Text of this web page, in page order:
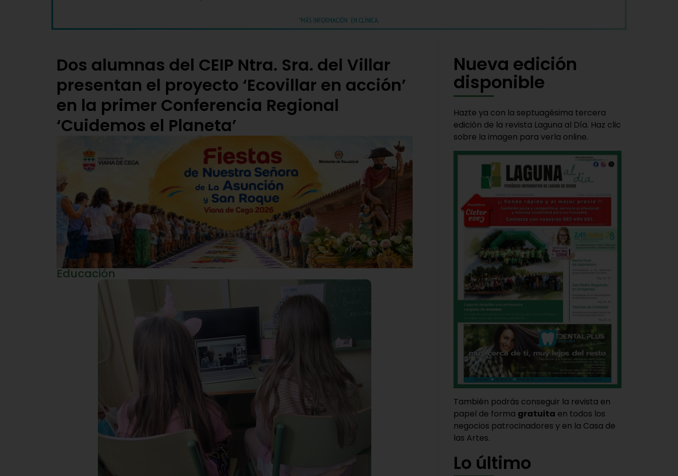
Dos alumnas del CEIP Ntra. Sra. del Villar
presentan el proyecto ‘Ecovillar en acción’
en la primer Conferencia Regional
‘Cuidemos el Planeta’
Educación
Nueva edición
disponible
Hazte ya con la septuagésima tercera
edición de la revista Laguna al Día. Haz clic
sobre la imagen para verla online.
También podrás conseguir la revista en
papel de forma gratuita en todos los
negocios patrocinadores y en la Casa de
las Artes.
Lo último